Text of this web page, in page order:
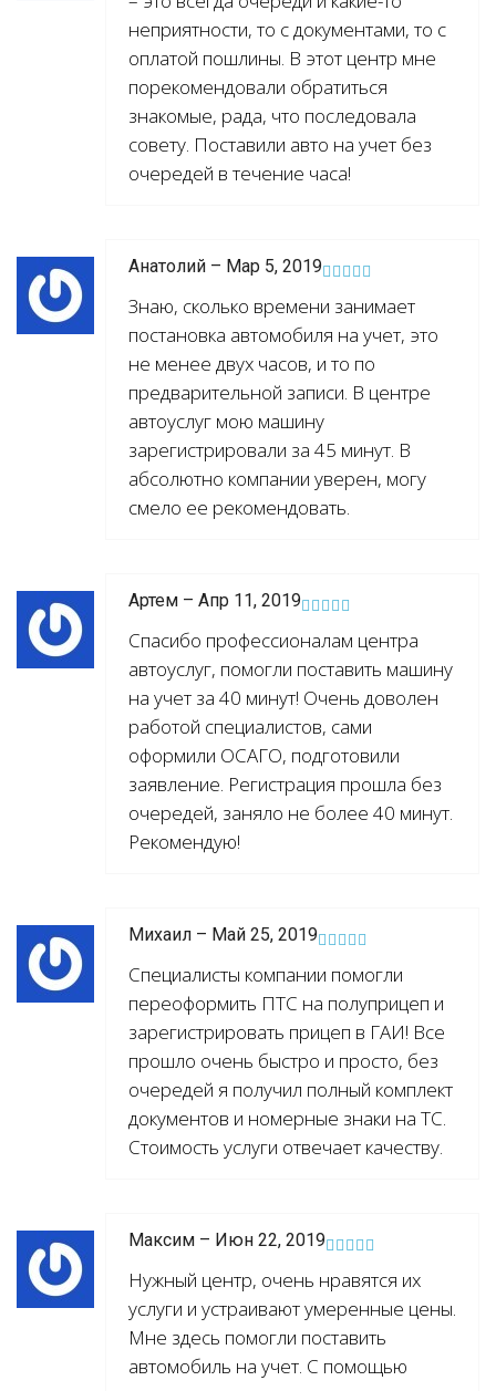
неприятности, то с документами, то с
оплатой пошлины. В этот центр мне
порекомендовали обратиться
знакомые, рада, что последовала
совету. Поставили авто на учет без
очередей в течение часа!
Анатолий – Мар 5, 2019
Знаю, сколько времени занимает
постановка автомобиля на учет, это
не менее двух часов, и то по
предварительной записи. В центре
автоуслуг мою машину
зарегистрировали за 45 минут. В
абсолютно компании уверен, могу
смело ее рекомендовать.
Артем – Апр 11, 2019
Спасибо профессионалам центра
автоуслуг, помогли поставить машину
на учет за 40 минут! Очень доволен
работой специалистов, сами
оформили ОСАГО, подготовили
заявление. Регистрация прошла без
очередей, заняло не более 40 минут.
Рекомендую!
Михаил – Май 25, 2019
Специалисты компании помогли
переоформить ПТС на полуприцеп и
зарегистрировать прицеп в ГАИ! Все
прошло очень быстро и просто, без
очередей я получил полный комплект
документов и номерные знаки на ТС.
Стоимость услуги отвечает качеству.
Максим – Июн 22, 2019
Нужный центр, очень нравятся их
услуги и устраивают умеренные цены.
Мне здесь помогли поставить
автомобиль на учет. С помощью